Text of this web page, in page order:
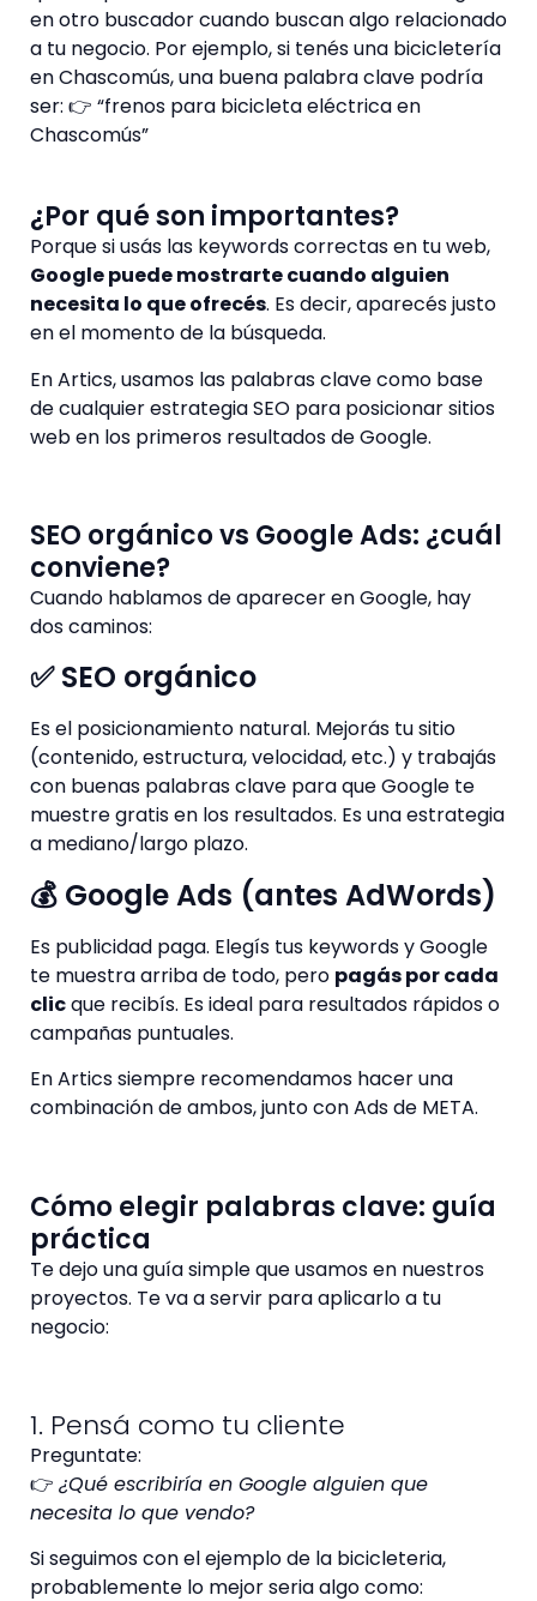
en otro buscador cuando buscan algo relacionado
a tu negocio. Por ejemplo, si tenés una bicicletería
en Chascomús, una buena palabra clave podría
ser: 👉 “frenos para bicicleta eléctrica en
Chascomús”
¿Por qué son importantes?
Porque si usás las keywords correctas en tu web,
Google puede mostrarte cuando alguien
necesita lo que ofrecés. Es decir, aparecés justo
en el momento de la búsqueda.
En Artics, usamos las palabras clave como base
de cualquier estrategia SEO para posicionar sitios
web en los primeros resultados de Google.
SEO orgánico vs Google Ads: ¿cuál
conviene?
Cuando hablamos de aparecer en Google, hay
dos caminos:
✅ SEO orgánico
Es el posicionamiento natural. Mejorás tu sitio
(contenido, estructura, velocidad, etc.) y trabajás
con buenas palabras clave para que Google te
muestre gratis en los resultados. Es una estrategia
a mediano/largo plazo.
💰 Google Ads (antes AdWords)
Es publicidad paga. Elegís tus keywords y Google
te muestra arriba de todo, pero pagás por cada
clicque recibís. Es ideal para resultados rápidos o
campañas puntuales.
En Artics siempre recomendamos hacer una
combinación de ambos, junto con Ads de META.
Cómo elegir palabras clave: guía
práctica
Te dejo una guía simple que usamos en nuestros
proyectos. Te va a servir para aplicarlo a tu
negocio:
1. Pensá como tu cliente
Preguntate:
👉 ¿Qué escribiría en Google alguien que
necesita lo que vendo?
Si seguimos con el ejemplo de la bicicleteria,
probablemente lo mejor seria algo como: